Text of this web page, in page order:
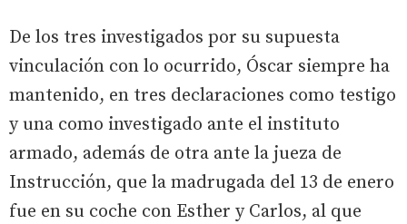
De los tres investigados por su supuesta
vinculación con lo ocurrido, Óscar siempre ha
mantenido, en tres declaraciones como testigo
y una como investigado ante el instituto
armado, además de otra ante la jueza de
Instrucción, que la madrugada del 13 de enero
fue en su coche con Esther y Carlos, al que